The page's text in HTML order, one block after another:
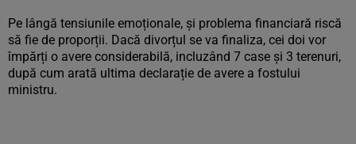
Pe lângă tensiunile emoționale, și problema financiară riscă
să fie de proporții. Dacă divorțul se va finaliza, cei doi vor
împărți o avere considerabilă, incluzând 7 case și 3 terenuri,
după cum arată ultima declarație de avere a fostului
ministru.